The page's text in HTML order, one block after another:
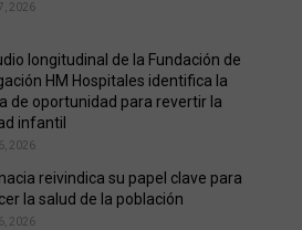
2026
longitudinal de la Fundación de
HM Hospitales identifica la
de oportunidad para revertir la
infantil
2026
reivindica su papel clave para
la salud de la población
2026